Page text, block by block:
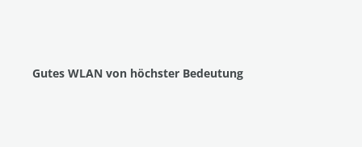
Gutes WLAN von höchster Bedeutung